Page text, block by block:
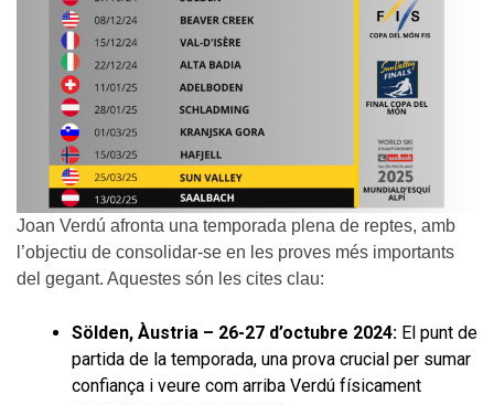
Joan Verdú afronta una temporada plena de reptes, amb
l’objectiu de consolidar-se en les proves més importants
del gegant. Aquestes són les cites clau:
Sölden, Àustria – 26-27 d’octubre 2024: El punt de
partida de la temporada, una prova crucial per sumar
confiança i veure com arriba Verdú físicament